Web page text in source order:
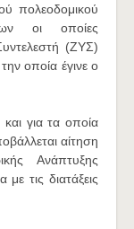
πολεοδομικού
οι οποίες
(ΖΥΣ)
οποία έγινε ο
για τα οποία
αίτηση
Ανάπτυξης
τις διατάξεις